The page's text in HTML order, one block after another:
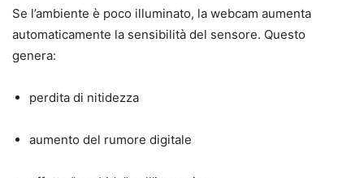
Se l’ambiente è poco illuminato, la webcam aumenta
automaticamente la sensibilità del sensore. Questo
genera:
perdita di nitidezza
aumento del rumore digitale